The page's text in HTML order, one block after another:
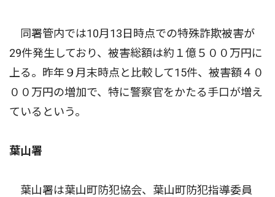
同署管内では10月13日時点での特殊詐欺被害が
29件発生しており、被害総額は約１億５００万円に
上る。昨年９月末時点と比較して15件、被害額４０
００万円の増加で、特に警察官をかたる手口が増え
ているという。
葉山署
葉山署は葉山町防犯協会、葉山町防犯指導委員